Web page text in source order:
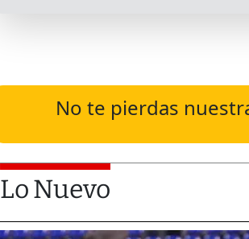
No te pierdas
Lo Nuevo